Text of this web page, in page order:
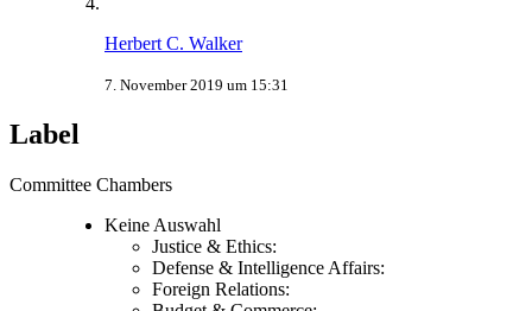
Herbert C. Walker
7. November 2019 um 15:31
Label
Committee Chambers
Keine Auswahl
Justice & Ethics:
Defense & Intelligence Affairs:
Foreign Relations: